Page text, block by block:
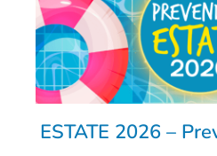
ESTATE 2026 –